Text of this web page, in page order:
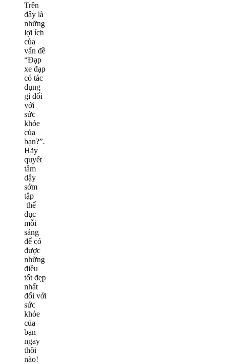
Trên
đây là
những
lợi ích
của
vấn đề
“Đạp
xe đạp
có tác
dụng
gì đối
với
sức
khỏe
của
bạn?”.
Hãy
quyết
tâm
dậy
sớm
tập
thể
dục
mỗi
sáng
để có
được
những
điều
tốt đẹp
nhất
đối với
sức
khỏe
của
bạn
ngay
thôi
nào!